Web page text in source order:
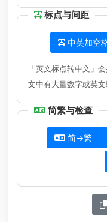
标点与间距
中英加空
「英文标点转中文」
文中有大量数字或英文
简繁与检查
简→繁